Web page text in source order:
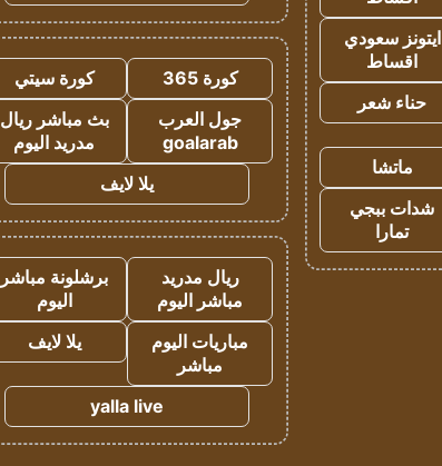
ايتونز سعودي
اقساط
حناء شعر
ماتشا
شدات ببجي
تمارا
كورة 365
كورة سيتي
جول العرب
goalarab
بث مباشر ريال
مدريد اليوم
يلا لايف
ريال مدريد
مباشر اليوم
برشلونة مباشر
اليوم
مباريات اليوم
مباشر
يلا لايف
yalla live